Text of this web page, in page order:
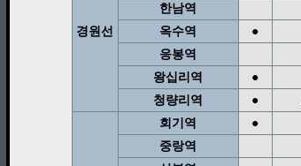
경원선
한남역
옥수역
●
응봉역
왕십리역
●
청량리역
●
회기역
●
중랑역